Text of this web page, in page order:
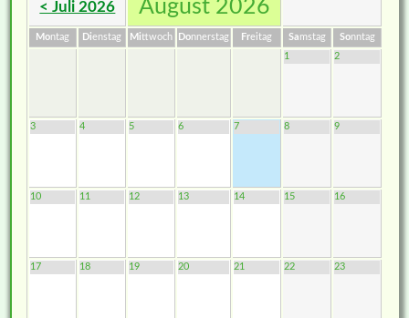
< Juli 2026 August 2026
Montag Dienstag Mittwoch Donnerstag Freitag Samstag Sonntag
1
2
3 4 5 6 7 8 9
10 11 12 13 14 15 16
17 18 19 20 21 22 23